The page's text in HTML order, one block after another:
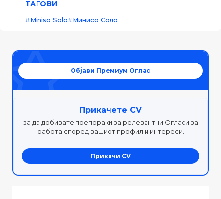
ТАГОВИ
Miniso Solo Минисо Соло
Објави Премиум Оглас
Прикачете CV
за да добивате препораки за релевантни Огласи за
работа според вашиот профил и интереси.
Прикачи CV